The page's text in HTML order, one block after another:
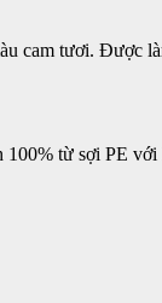
cam tươi. Được
từ sợi PE